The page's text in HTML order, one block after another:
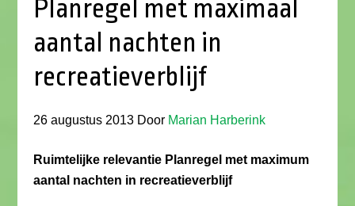
Planregel met maximaal
aantal nachten in
recreatieverblijf
26 augustus 2013 Door Marian Harberink
Ruimtelijke relevantie Planregel met maximum
aantal nachten in recreatieverblijf